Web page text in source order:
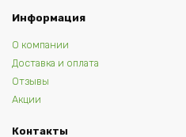
Информация
О компании
Доставка и оплата
Отзывы
Акции
Контакты